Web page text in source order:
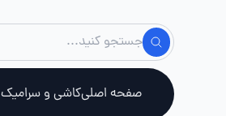
صفحه اصلیکاشی و سرامیک